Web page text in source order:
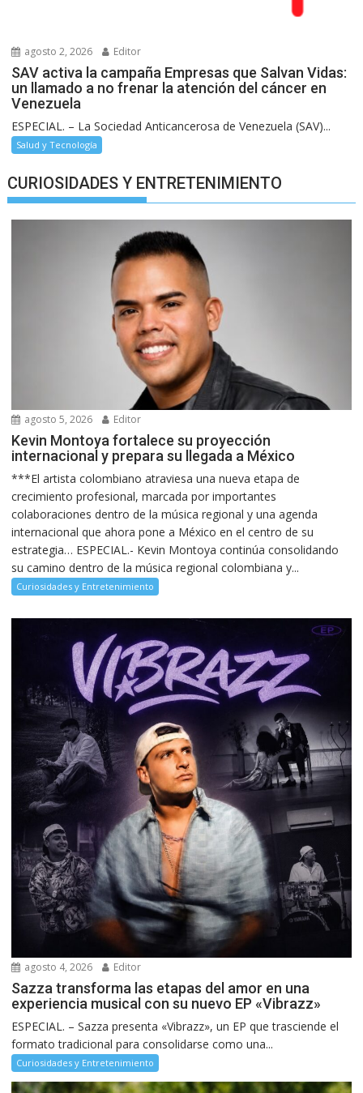
agosto 2, 2026 Editor
SAV activa la campaña Empresas que Salvan Vidas:
un llamado a no frenar la atención del cáncer en
Venezuela
ESPECIAL. – La Sociedad Anticancerosa de Venezuela (SAV)...
Salud y Tecnología
CURIOSIDADES Y ENTRETENIMIENTO
agosto 5, 2026 Editor
Kevin Montoya fortalece su proyección
internacional y prepara su llegada a México
***El artista colombiano atraviesa una nueva etapa de
crecimiento profesional, marcada por importantes
colaboraciones dentro de la música regional y una agenda
internacional que ahora pone a México en el centro de su
estrategia… ESPECIAL.- Kevin Montoya continúa consolidando
su camino dentro de la música regional colombiana y...
Curiosidades y Entretenimiento
agosto 4, 2026 Editor
Sazza transforma las etapas del amor en una
experiencia musical con su nuevo EP «Vibrazz»
ESPECIAL. – Sazza presenta «Vibrazz», un EP que trasciende el
formato tradicional para consolidarse como una...
Curiosidades y Entretenimiento